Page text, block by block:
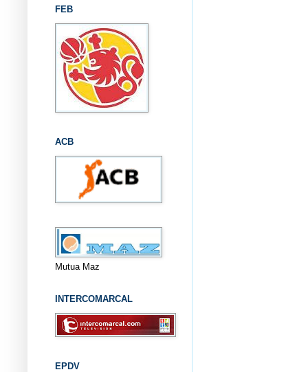
FEB
ACB
Mutua Maz
INTERCOMARCAL
EPDV